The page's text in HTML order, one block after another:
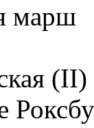
марш
(II)